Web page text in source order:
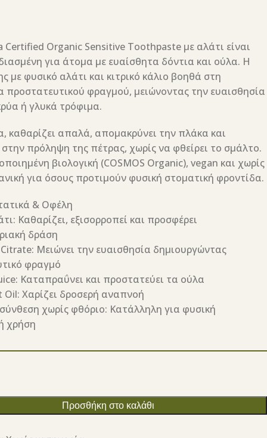
Certified Organic Sensitive Toothpaste με αλάτι είναι
για άτομα με ευαίσθητα δόντια και ούλα. Η
με φυσικό αλάτι και κιτρικό κάλιο βοηθά στη
προστατευτικού φραγμού, μειώνοντας την ευαισθησία
ή γλυκά τρόφιμα.
καθαρίζει απαλά, απομακρύνει την πλάκα και
πρόληψη της πέτρας, χωρίς να φθείρει το σμάλτο.
βιολογική (COSMOS Organic), vegan και χωρίς
για όσους προτιμούν φυσική στοματική φροντίδα.
& Οφέλη
Καθαρίζει, εξισορροπεί και προσφέρει
δράση
Μειώνει την ευαισθησία δημιουργώντας
φραγμό
Καταπραΰνει και προστατεύει τα ούλα
Oil: Χαρίζει δροσερή αναπνοή
χωρίς φθόριο: Κατάλληλη για φυσική
χρήση
Προσθήκη στο καλάθι